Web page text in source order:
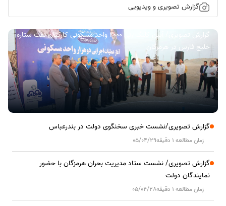
گزارش تصویری و ویدیویی
گزارش تصویری/ آیین کلنگ زنی ۲۰۰۰ واحد مسکونی کارکنان نفت ستاره
خلیج فارس در هرمزگان
گزارش تصویری/نشست خبری سخنگوی دولت در بندرعباس
زمان مطالعه 1 دقیقه 05/04/29
گزارش تصویری/ نشست ستاد مدیریت بحران هرمزگان با حضور
نمایندگان دولت
زمان مطالعه 1 دقیقه 05/04/28